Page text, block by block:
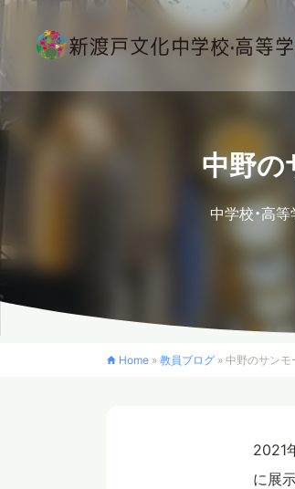
中野の
中学校・高等
Home » 教員ブログ » 中野のサンモ
2021
に展